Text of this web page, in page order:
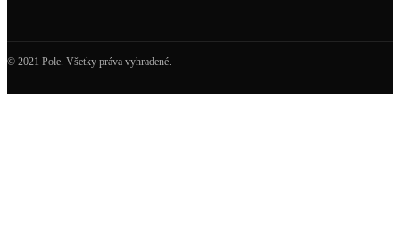
© 2021 Pole. Všetky práva vyhradené.